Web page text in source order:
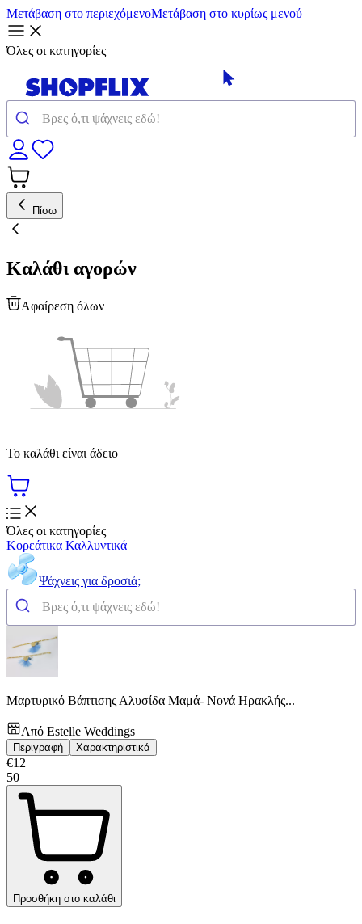
Μετάβαση στο περιεχόμενοΜετάβαση στο κυρίως μενού
Όλες οι κατηγορίες
Πίσω
Καλάθι αγορών
Αφαίρεση όλων
Το καλάθι είναι άδειο
Όλες οι κατηγορίες
Κορεάτικα Καλλυντικά
Ψάχνεις για δροσιά;
Μαρτυρικό Βάπτισης Αλυσίδα Μαμά- Νονά Ηρακλής...
Από Estelle Weddings
Περιγραφή Χαρακτηριστικά
€12
50
Προσθήκη στο καλάθι